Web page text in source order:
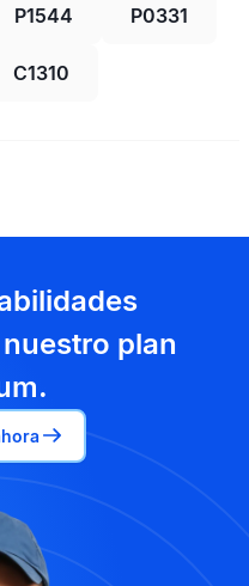
P1544 P0331
C1310
plan